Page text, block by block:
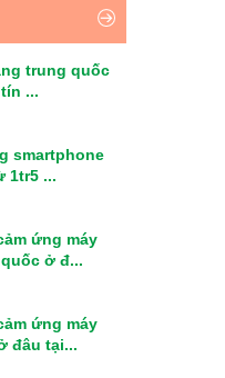
trung quốc
...
smartphone
1tr5 ...
ứng máy
ở đ...
ứng máy
đâu tại...